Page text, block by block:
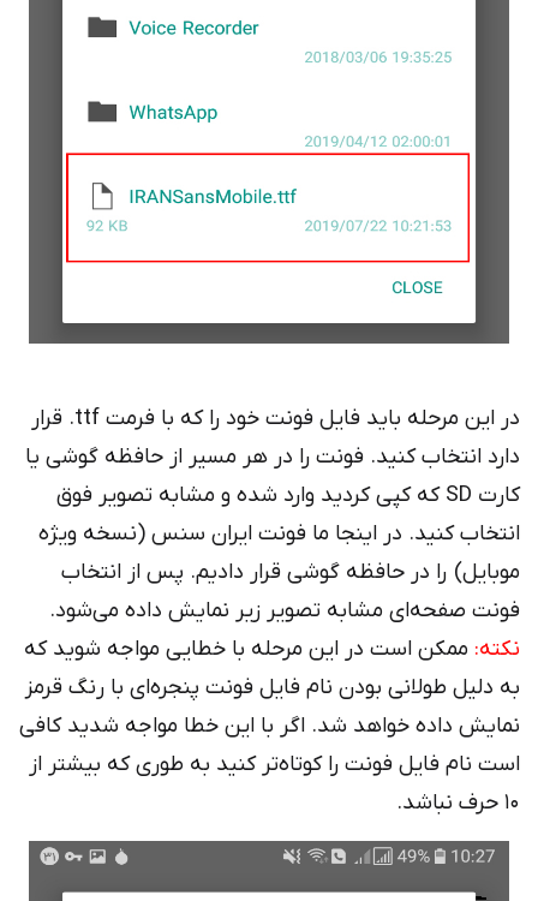
در این مرحله باید فایل فونت خود را که با فرمت ttf. قرار
انتخاب کنید. فونت را در هر مسیر از حافظه گوشی یا
کارت SD که کپی کردید وارد شده و مشابه تصویر فوق
کنید. در اینجا ما فونت ایران سنس (نسخه ویژه
را در حافظه گوشی قرار دادیم. پس از انتخاب
صفحه‌ای مشابه تصویر زیر نمایش داده می‌شود.
ممکن است در این مرحله با خطایی مواجه شوید که
دلیل طولانی بودن نام فایل فونت پنجره‌ای با رنگ قرمز
داده خواهد شد. اگر با این خطا مواجه شدید کافی
نام فایل فونت را کوتاه‌تر کنید به طوری که بیشتر از